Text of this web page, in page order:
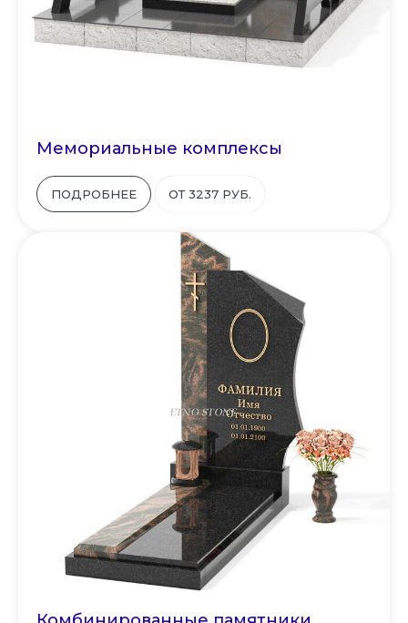
Мемориальные комплексы
ПОДРОБНЕЕ ОТ 3237 РУБ.